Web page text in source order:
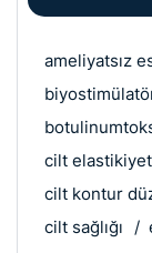
ameliyatsız
cilt elastikiyet
cilt kontur
cilt sağlığı